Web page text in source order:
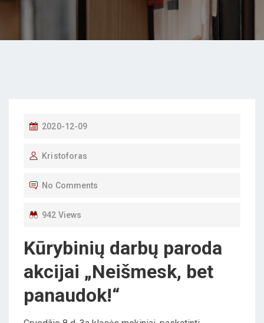
P
S
N
2020-12-09
Kristoforas
No Comments
942 Views
Kūrybinių darbų paroda
akcijai „Neišmesk, bet
panaudok!“